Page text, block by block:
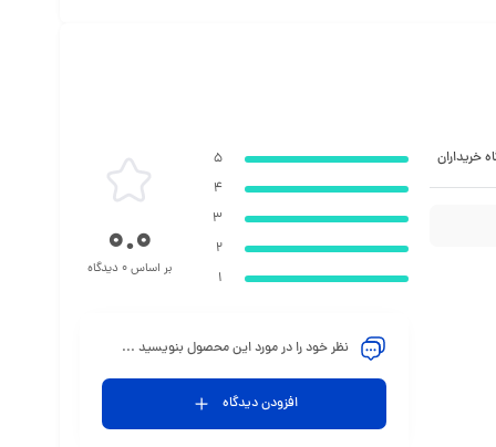
خریداران
5
4
3
2
1
0.0
بر اساس 0 دیدگاه
نظر خود را در مورد این محصول بنویسید ...
افزودن دیدگاه